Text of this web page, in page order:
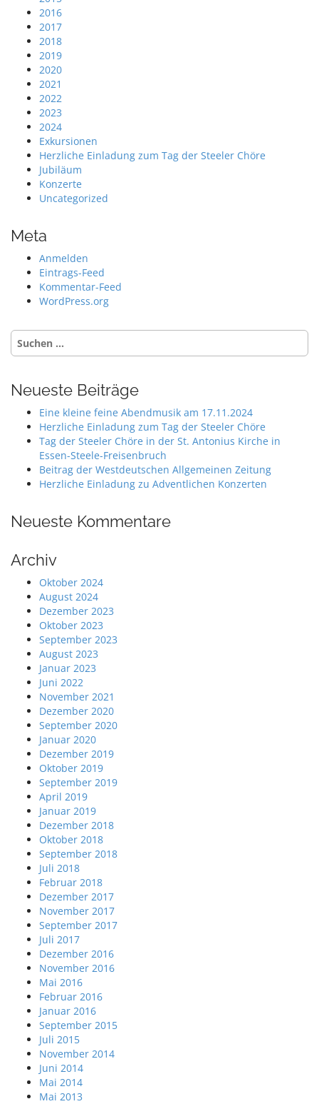
2016
2017
2018
2019
2020
2021
2022
2023
2024
Exkursionen
Herzliche Einladung zum Tag der Steeler Chöre
Jubiläum
Konzerte
Uncategorized
Meta
Anmelden
Eintrags-Feed
Kommentar-Feed
WordPress.org
Suche
nach:
Neueste Beiträge
Eine kleine feine Abendmusik am 17.11.2024
Herzliche Einladung zum Tag der Steeler Chöre
Tag der Steeler Chöre in der St. Antonius Kirche in
Essen-Steele-Freisenbruch
Beitrag der Westdeutschen Allgemeinen Zeitung
Herzliche Einladung zu Adventlichen Konzerten
Neueste Kommentare
Archiv
Oktober 2024
August 2024
Dezember 2023
Oktober 2023
September 2023
August 2023
Januar 2023
Juni 2022
November 2021
Dezember 2020
September 2020
Januar 2020
Dezember 2019
Oktober 2019
September 2019
April 2019
Januar 2019
Dezember 2018
Oktober 2018
September 2018
Juli 2018
Februar 2018
Dezember 2017
November 2017
September 2017
Juli 2017
Dezember 2016
November 2016
Mai 2016
Februar 2016
Januar 2016
September 2015
Juli 2015
November 2014
Juni 2014
Mai 2014
Mai 2013